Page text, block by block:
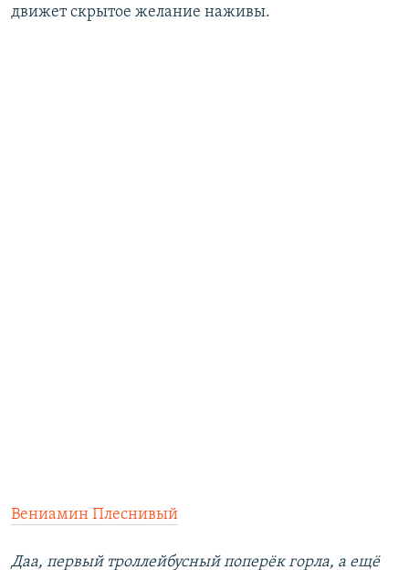
движет скрытое желание наживы.
Вениамин Плеснивый
Даа, первый троллейбусный поперёк горла, а ещё